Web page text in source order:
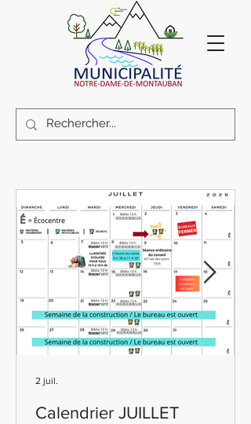
Calendrier JUILLET
2 juil.